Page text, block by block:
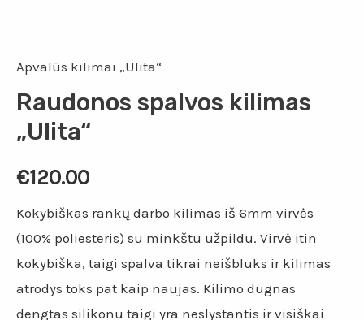
Apvalūs kilimai „Ulita“
Raudonos spalvos kilimas
„Ulita“
€120.00
Kokybiškas rankų darbo kilimas iš 6mm virvės
(100% poliesteris) su minkštu užpildu. Virvė itin
kokybiška, taigi spalva tikrai neišbluks ir kilimas
atrodys toks pat kaip naujas. Kilimo dugnas
dengtas silikonu taigi yra neslystantis ir visiškai